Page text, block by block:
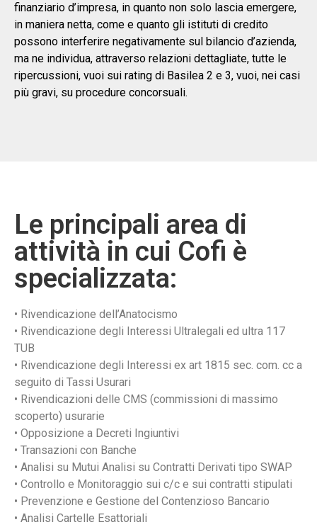
finanziario d’impresa, in quanto non solo lascia emergere,
in maniera netta, come e quanto gli istituti di credito
possono interferire negativamente sul bilancio d’azienda,
ma ne individua, attraverso relazioni dettagliate, tutte le
ripercussioni, vuoi sui rating di Basilea 2 e 3, vuoi, nei casi
più gravi, su procedure concorsuali.
Le principali area di
attività in cui Cofi è
specializzata:
• Rivendicazione dell’Anatocismo
• Rivendicazione degli Interessi Ultralegali ed ultra 117
TUB
• Rivendicazione degli Interessi ex art 1815 sec. com. cc a
seguito di Tassi Usurari
• Rivendicazioni delle CMS (commissioni di massimo
scoperto) usurarie
• Opposizione a Decreti Ingiuntivi
• Transazioni con Banche
• Analisi su Mutui Analisi su Contratti Derivati tipo SWAP
• Controllo e Monitoraggio sui c/c e sui contratti stipulati
• Prevenzione e Gestione del Contenzioso Bancario
• Analisi Cartelle Esattoriali